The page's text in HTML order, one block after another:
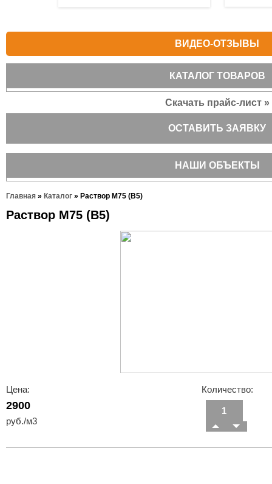
ВИДЕО-ОТЗЫВЫ
КАТАЛОГ ТОВАРОВ
Скачать прайс-лист »
ОСТАВИТЬ ЗАЯВКУ
НАШИ ОБЪЕКТЫ
Главная » Каталог » Раствор М75 (В5)
Раствор М75 (В5)
Цена:
2900
руб./м3
Количество: